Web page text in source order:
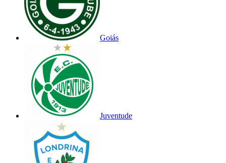
Goiás
Juventude